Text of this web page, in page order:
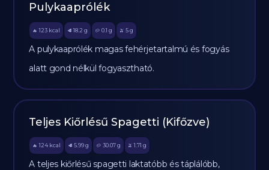
Pulykaaprólék
🔥 123 kcal 🥩 18.2 g 🥔 0.1 g 🫒 5 g
A pulykaaprólék magas fehérjetartalmú és fogyás
alatt gond nélkül fogyasztható.
Teljes Kiőrlésű Spagetti (Kifőzve)
🔥 124 kcal 🥩 5.99 g 🥔 30.07g 🫒 1.71 g
A teljes kiőrlésű spagetti laktatóbb és táplálóbb,